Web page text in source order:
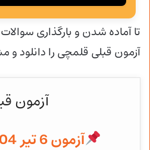
تا آماده شدن و بارگذاری
آزمون قبلی قلمچی را دانلود و
آزمون